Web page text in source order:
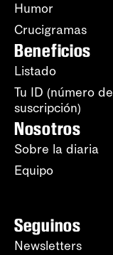
Humor
Crucigramas
Beneficios
Listado
Tu ID (número de
suscripción)
Nosotros
Sobre la diaria
Equipo
Seguinos
Newsletters